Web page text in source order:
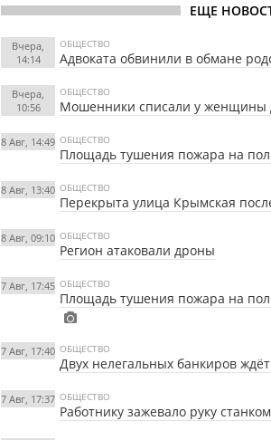
ЕЩЕ
Вчера,
14:14
ОБЩЕСТВО
Адвоката обвинили в обмане
Вчера,
10:56
ОБЩЕСТВО
Мошенники списали у женщины
8 Авг, 14:49 ОБЩЕСТВО
Площадь тушения пожара на
8 Авг, 13:40 ОБЩЕСТВО
Перекрыта улица Крымская
8 Авг, 09:10 ОБЩЕСТВО
Регион атаковали дроны
7 Авг, 17:45 ОБЩЕСТВО
Площадь тушения пожара на
7 Авг, 17:40 ОБЩЕСТВО
Двух нелегальных банкиров
7 Авг, 17:37 ОБЩЕСТВО
Работнику зажевало руку